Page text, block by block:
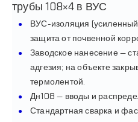
трубы 108×4 в ВУС
ВУС-изоляция
защита от почвенной
Заводское нанесение —
адгезия; на объекте
термолентой.
Дн108 — вводы и
Стандартная сварка и